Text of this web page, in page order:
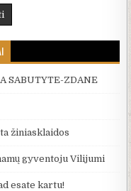
SABUTYTE-ZDANE
žiniasklaidos
gyventoju Vilijumi
esate kartu!